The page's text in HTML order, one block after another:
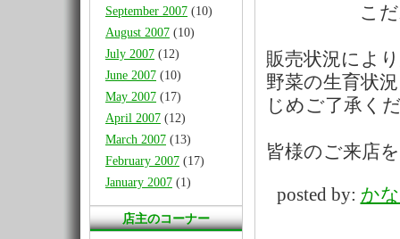
September 2007 (10)
August 2007 (10)
July 2007 (12)
June 2007 (10)
May 2007 (17)
April 2007 (12)
March 2007 (13)
February 2007 (17)
January 2007 (1)
店主のコーナー
こだわりか
販売状況によ
野菜の生育状
じめご了承く
皆様のご来店
posted by: か